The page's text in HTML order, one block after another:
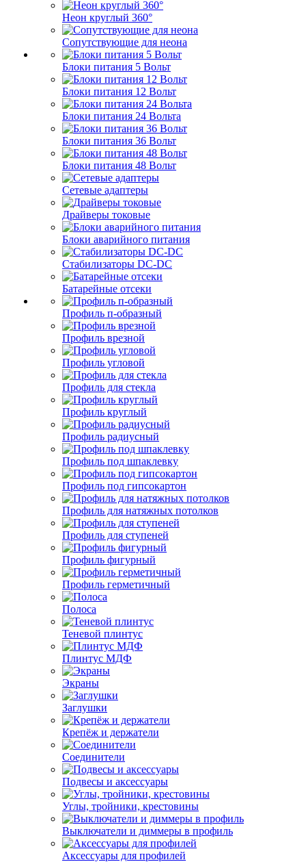
Неон круглый 360°
Сопутствующие для неона
Блоки питания 5 Вольт
Блоки питания 12 Вольт
Блоки питания 24 Вольта
Блоки питания 36 Вольт
Блоки питания 48 Вольт
Сетевые адаптеры
Драйверы токовые
Блоки аварийного питания
Стабилизаторы DC-DC
Батарейные отсеки
Профиль п-образный
Профиль врезной
Профиль угловой
Профиль для стекла
Профиль круглый
Профиль радиусный
Профиль под шпаклевку
Профиль под гипсокартон
Профиль для натяжных потолков
Профиль для ступеней
Профиль фигурный
Профиль герметичный
Полоса
Теневой плинтус
Плинтус МДФ
Экраны
Заглушки
Крепёж и держатели
Соединители
Подвесы и аксессуары
Углы, тройники, крестовины
Выключатели и диммеры в профиль
Аксессуары для профилей